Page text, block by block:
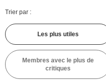
Trier par :
Les plus utiles
Membres avec le plus de
critiques